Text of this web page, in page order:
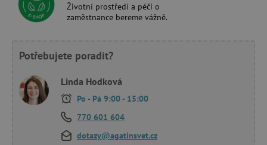
Životní prostředí a péči o
zaměstnance bereme vážně.
Potřebujete poradit?
Linda Hodková
Po - Pá 9:00 - 15:00
770 601 604
dotazy@agatinsvet.cz